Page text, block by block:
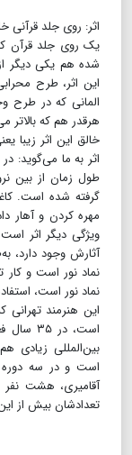
اثر: روی جلد
شده هم یکی دیگر
این اثر، طرح
المانی که در طرح
هرقدر هم که بالاتر
خالق این اثر زیبا
اثر به ما می‌گوید:
طول زمان از بین
گرفته شده است.
ویژگی دیگر اثر
آثارش وجود دارد،
نماد نور است و
نماد نور است،
این هنرمند
است،
بین‌المللی زیادی هم
است و در سه دوره
آقامیری، هشت
تعدادشان بیش از